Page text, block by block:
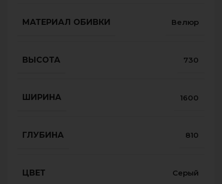
МАТЕРИАЛ ОБИВКИ Велюр
ВЫСОТА 730
ШИРИНА 1600
ГЛУБИНА 810
ЦВЕТ Серый